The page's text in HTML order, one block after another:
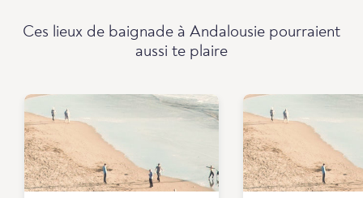
Ces lieux de baignade à Andalousie pourraient
aussi te plaire